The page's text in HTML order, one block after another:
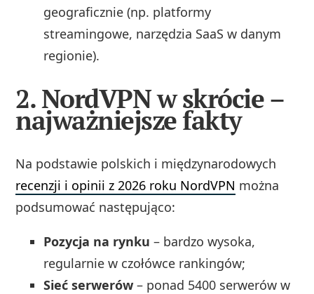
geograficznie (np. platformy
streamingowe, narzędzia SaaS w danym
regionie).
2. NordVPN w skrócie –
najważniejsze fakty
Na podstawie polskich i międzynarodowych
recenzji i opinii z 2026 roku NordVPN można
podsumować następująco:
Pozycja na rynku – bardzo wysoka,
regularnie w czołówce rankingów;
Sieć serwerów – ponad 5400 serwerów w